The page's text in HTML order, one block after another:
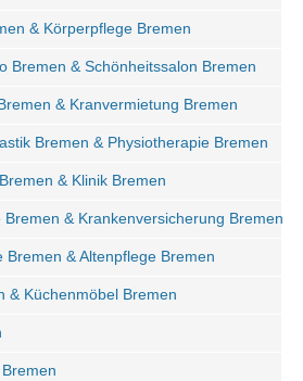
& Körperpflege Bremen
Bremen & Schönheitssalon Bremen
& Kranvermietung Bremen
Bremen & Physiotherapie Bremen
& Klinik Bremen
Bremen & Krankenversicherung Bremen
Bremen & Altenpflege Bremen
& Küchenmöbel Bremen